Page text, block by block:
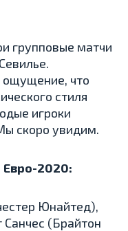
групповые матчи
что
стиля
игроки
скоро увидим.
Евро-2020:
Юнайтед),
Санчес (Брайтон